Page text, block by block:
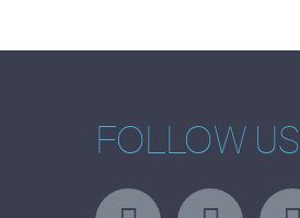
FOLLOW US